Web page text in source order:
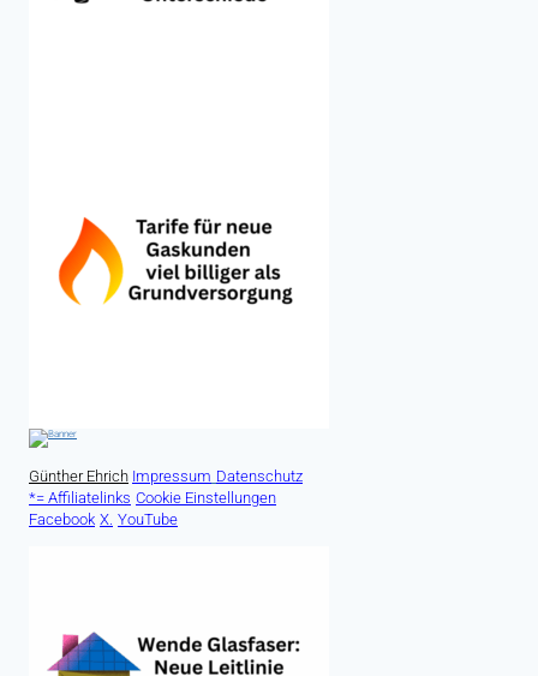
Günther Ehrich Impressum Datenschutz
*= Affiliatelinks Cookie Einstellungen
Facebook X. YouTube